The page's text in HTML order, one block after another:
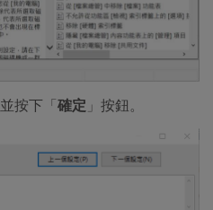
按下「確定 」按鈕。